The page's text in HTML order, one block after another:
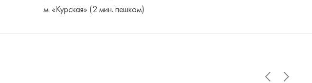
м. «Курская» (2 мин. пешком)